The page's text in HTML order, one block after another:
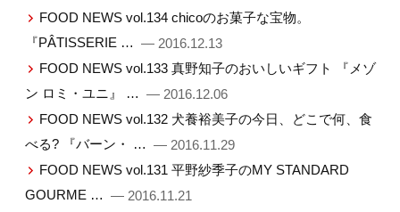
FOOD NEWS vol.134 chicoのお菓子な宝物。
『PÂTISSERIE … — 2016.12.13
FOOD NEWS vol.133 真野知子のおいしいギフト 『メゾ
ン ロミ・ユニ』 … — 2016.12.06
FOOD NEWS vol.132 犬養裕美子の今日、どこで何、食
べる? 『バーン・ … — 2016.11.29
FOOD NEWS vol.131 平野紗季子のMY STANDARD
GOURME … — 2016.11.21